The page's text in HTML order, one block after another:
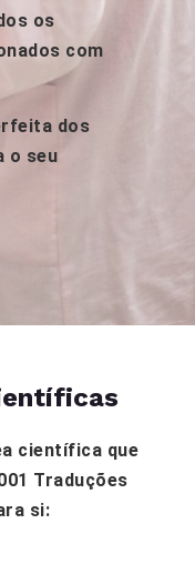
os
com
dos
o seu
científica que
Traduções
si: